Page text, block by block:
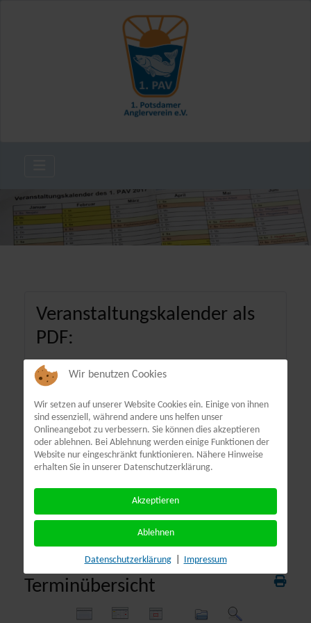
Veranstaltungskalender als
PDF:
Terminübersicht
Wir benutzen Cookies
Wir setzen auf unserer Website Cookies ein. Einige von ihnen
sind essenziell, während andere uns helfen unser
Onlineangebot zu verbessern. Sie können dies akzeptieren
oder ablehnen. Bei Ablehnung werden einige Funktionen der
Website nur eingeschränkt funktionieren. Nähere Hinweise
erhalten Sie in unserer Datenschutzerklärung.
Akzeptieren
Ablehnen
Datenschutzerklärung Impressum